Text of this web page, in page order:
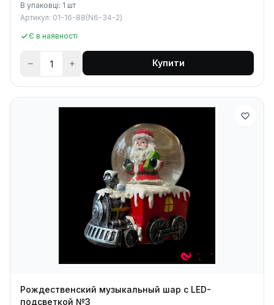
В упаковці: 1 шт
Артикул: 01-16-88(N6-34-2)
Є в наявності
Купити
Рождественский музыкальный шар с LED-
подсветкой №3